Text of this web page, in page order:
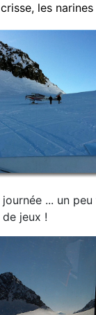
les narines
... un
jeux !